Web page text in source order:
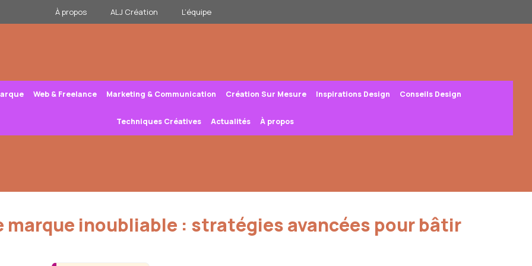
À propos ALJ Création L’équipe
Web & Freelance Marketing & Communication Création Sur Mesure Inspirations Design Conseils Design
Techniques Créatives Actualités À propos
inoubliable : stratégies avancées pour bâtir